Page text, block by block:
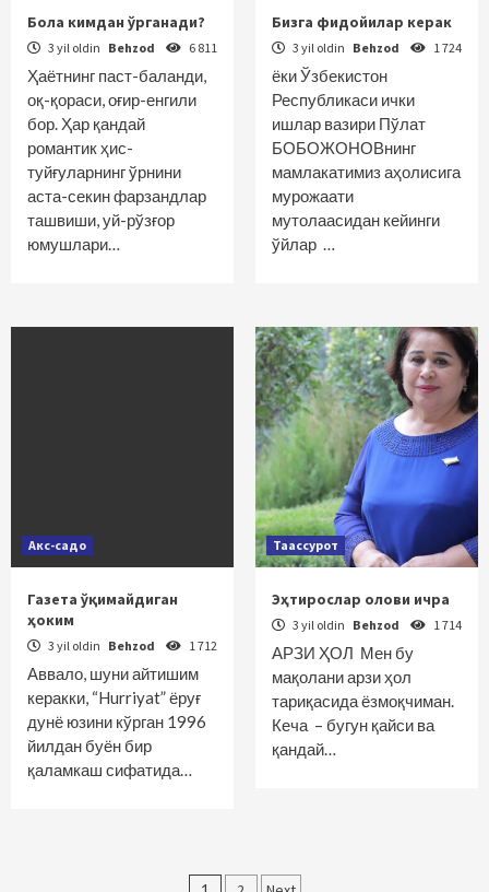
Бола кимдан ўрганади?
3 yil oldin Behzod 6 811
Ҳаётнинг паст-баланди,
оқ-қораси, оғир-енгили
бор. Ҳар қандай
романтик ҳис-
туйғуларнинг ўрнини
аста-секин фарзандлар
ташвиши, уй-рўзғор
юмушлари…
Бизга фидойилар керак
3 yil oldin Behzod 1 724
ёки Ўзбекистон
Республикаси ички
ишлар вазири Пўлат
БОБОЖОНОВнинг
мамлакатимиз аҳолисига
мурожаати
мутолаасидан кейинги
ўйлар …
Акс-садо
Газета ўқимайдиган
ҳоким
3 yil oldin Behzod 1 712
Аввало, шуни айтишим
керакки, “Hurriyat” ёруғ
дунё юзини кўрган 1996
йилдан буён бир
қаламкаш сифатида…
Таассурот
Эҳтирослар олови ичра
3 yil oldin Behzod 1 714
АРЗИ ҲОЛ Мен бу
мақолани арзи ҳол
тариқасида ёзмоқчиман.
Кеча – бугун қайси ва
қандай…